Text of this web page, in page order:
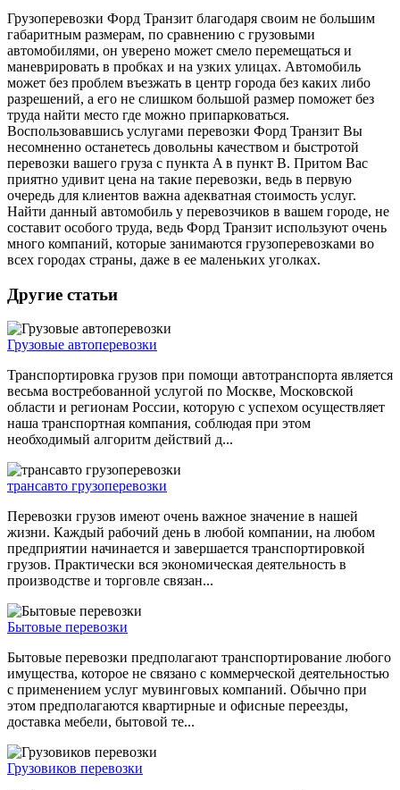
Грузоперевозки Форд Транзит благодаря своим не большим
габаритным размерам, по сравнению с грузовыми
автомобилями, он уверено может смело перемещаться и
маневрировать в пробках и на узких улицах. Автомобиль
может без проблем въезжать в центр города без каких либо
разрешений, а его не слишком большой размер поможет без
труда найти место где можно припарковаться.
Воспользовавшись услугами перевозки Форд Транзит Вы
несомненно останетесь довольны качеством и быстротой
перевозки вашего груза с пункта A в пункт B. Притом Вас
приятно удивит цена на такие перевозки, ведь в первую
очередь для клиентов важна адекватная стоимость услуг.
Найти данный автомобиль у перевозчиков в вашем городе, не
составит особого труда, ведь Форд Транзит используют очень
много компаний, которые занимаются грузоперевозками во
всех городах страны, даже в ее маленьких уголках.
Другие статьи
Грузовые автоперевозки
Транспортировка грузов при помощи автотранспорта является
весьма востребованной услугой по Москве, Московской
области и регионам России, которую с успехом осуществляет
наша транспортная компания, соблюдая при этом
необходимый алгоритм действий д...
трансавто грузоперевозки
Перевозки грузов имеют очень важное значение в нашей
жизни. Каждый рабочий день в любой компании, на любом
предприятии начинается и завершается транспортировкой
грузов. Практически вся экономическая деятельность в
производстве и торговле связан...
Бытовые перевозки
Бытовые перевозки предполагают транспортирование любого
имущества, которое не связано с коммерческой деятельностью
с применением услуг мувинговых компаний. Обычно при
этом предполагаются квартирные и офисные переезды,
доставка мебели, бытовой те...
Грузовиков перевозки